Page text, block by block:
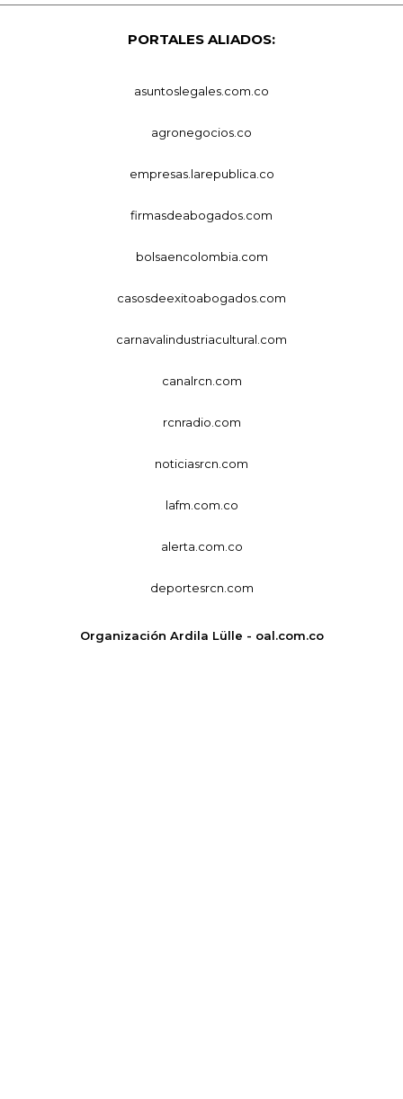
PORTALES ALIADOS:
asuntoslegales.com.co
agronegocios.co
empresas.larepublica.co
firmasdeabogados.com
bolsaencolombia.com
casosdeexitoabogados.com
carnavalindustriacultural.com
canalrcn.com
rcnradio.com
noticiasrcn.com
lafm.com.co
alerta.com.co
deportesrcn.com
Organización Ardila Lülle - oal.com.co